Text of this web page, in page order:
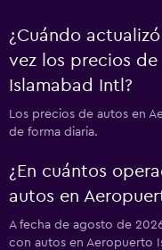
¿Cuándo
vez los precios
Islamabad Intl?
Los precios de autos en
de forma diaria.
¿En cuántos
autos en
A fecha de agosto de
con autos en Aeropuerto